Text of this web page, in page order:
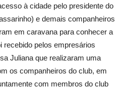
à cidade pelo presidente do
e demais companheiros
em caravana para conhecer a
recebido pelos empresários
Juliana que realizaram uma
os companheiros do club, em
com membros do club